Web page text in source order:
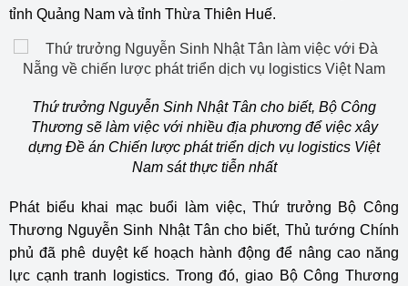
tỉnh Quảng Nam và tỉnh Thừa Thiên Huế.
Thứ trưởng Nguyễn Sinh Nhật Tân cho biết, Bộ Công
Thương sẽ làm việc với nhiều địa phương để việc xây
dựng Đề án Chiến lược phát triển dịch vụ logistics Việt
Nam sát thực tiễn nhất
Phát biểu khai mạc buổi làm việc, Thứ trưởng Bộ Công
Thương Nguyễn Sinh Nhật Tân cho biết, Thủ tướng Chính
phủ đã phê duyệt kế hoạch hành động để nâng cao năng
lực cạnh tranh logistics. Trong đó, giao Bộ Công Thương